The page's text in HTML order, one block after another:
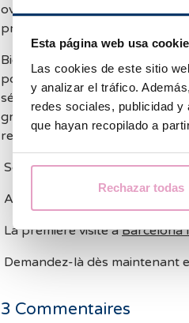
Esta página web usa
Las cookies de este sitio
y analizar el tráfico.
redes sociales, publicidad
que hayan recopilado a
Rechazar todas
ovules lorsque l'endométriose
préserver la fertilité.
Bien que l'insémination
possèdent des trompes
séminale,elle n'est pas
grossesse sont très faibles.La
recommandée si la réserve
Souhaitez-vous réaliser une
Avez- besoin de plus
La première visite àBarcelona
Demandez-là dès maintenant
3 Commentaires